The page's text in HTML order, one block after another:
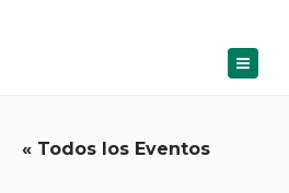
« Todos los Eventos